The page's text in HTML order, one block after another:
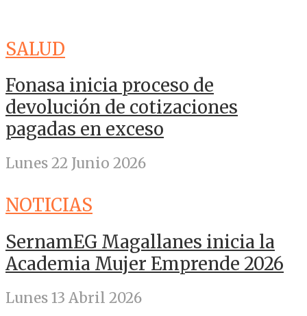
SALUD
Fonasa inicia proceso de
devolución de cotizaciones
pagadas en exceso
Lunes 22 Junio 2026
NOTICIAS
SernamEG Magallanes inicia la
Academia Mujer Emprende 2026
Lunes 13 Abril 2026